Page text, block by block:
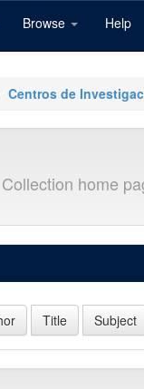
Browse Help
Centros de
Collection home